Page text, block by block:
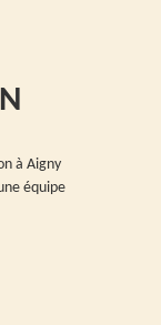
à Aigny
équipe